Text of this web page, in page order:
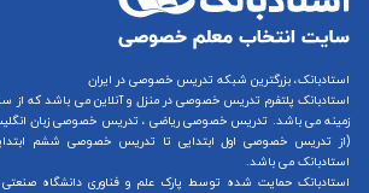
استادبانک، بزرگترین شبکه تدریس خصوصی در ایران
استادبانک پلتفرم تدریس خصوصی در منزل و آنلاین
زمینه می باشد. تدریس خصوصی ریاضی ، تدریس خصوصی زبان
(از تدریس خصوصی اول ابتدایی تا تدریس خصوصی ششم
استادبانک می باشد.
استادبانک حمایت شده توسط پارک علم و فناوری دانشگاه